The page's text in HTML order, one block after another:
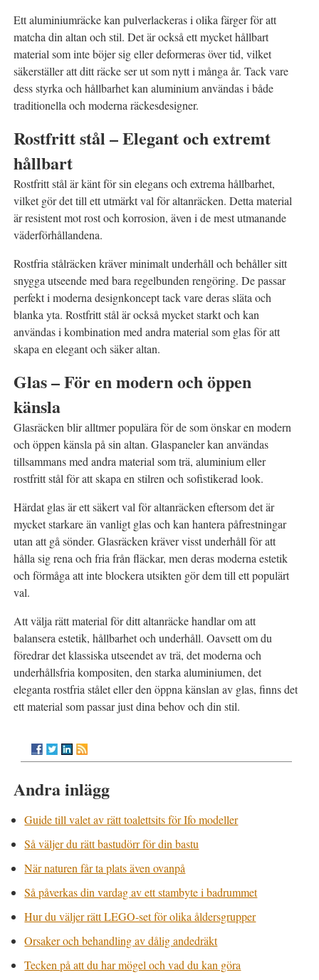
Ett aluminiumräcke kan pulverlackeras i olika färger för att
matcha din altan och stil. Det är också ett mycket hållbart
material som inte böjer sig eller deformeras över tid, vilket
säkerställer att ditt räcke ser ut som nytt i många år. Tack vare
dess styrka och hållbarhet kan aluminium användas i både
traditionella och moderna räckesdesigner.
Rostfritt stål – Elegant och extremt
hållbart
Rostfritt stål är känt för sin elegans och extrema hållbarhet,
vilket gör det till ett utmärkt val för altanräcken. Detta material
är resistent mot rost och korrosion, även i de mest utmanande
väderförhållandena.
Rostfria stålräcken kräver minimalt underhåll och behåller sitt
snygga utseende med bara regelbunden rengöring. De passar
perfekt i moderna designkoncept tack vare deras släta och
blanka yta. Rostfritt stål är också mycket starkt och kan
användas i kombination med andra material som glas för att
skapa en elegant och säker altan.
Glas – För en modern och öppen
känsla
Glasräcken blir alltmer populära för de som önskar en modern
och öppen känsla på sin altan. Glaspaneler kan användas
tillsammans med andra material som trä, aluminium eller
rostfritt stål för att skapa en stilren och sofistikerad look.
Härdat glas är ett säkert val för altanräcken eftersom det är
mycket starkare än vanligt glas och kan hantera påfrestningar
utan att gå sönder. Glasräcken kräver visst underhåll för att
hålla sig rena och fria från fläckar, men deras moderna estetik
och förmåga att inte blockera utsikten gör dem till ett populärt
val.
Att välja rätt material för ditt altanräcke handlar om att
balansera estetik, hållbarhet och underhåll. Oavsett om du
föredrar det klassiska utseendet av trä, det moderna och
underhållsfria kompositen, den starka aluminiumen, det
eleganta rostfria stålet eller den öppna känslan av glas, finns det
ett material som passar just dina behov och din stil.
Andra inlägg
Guide till valet av rätt toalettsits för Ifo modeller
Så väljer du rätt bastudörr för din bastu
När naturen får ta plats även ovanpå
Så påverkas din vardag av ett stambyte i badrummet
Hur du väljer rätt LEGO-set för olika åldersgrupper
Orsaker och behandling av dålig andedräkt
Tecken på att du har mögel och vad du kan göra